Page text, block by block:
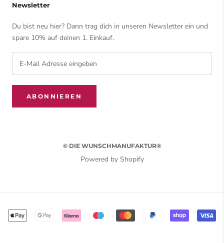
Newsletter
Du bist neu hier? Dann trag dich in unseren Newsletter ein und
spare 10% auf deinen 1. Einkauf.
ABONNIEREN
© DIE WUNSCHMANUFAKTUR®
Powered by Shopify